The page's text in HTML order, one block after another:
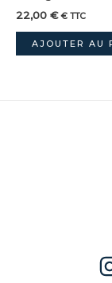
22,00 € € TTC
AJOUTER AU